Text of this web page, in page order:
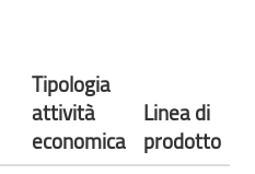
Tipologia
attività
economica
Linea di
prodotto